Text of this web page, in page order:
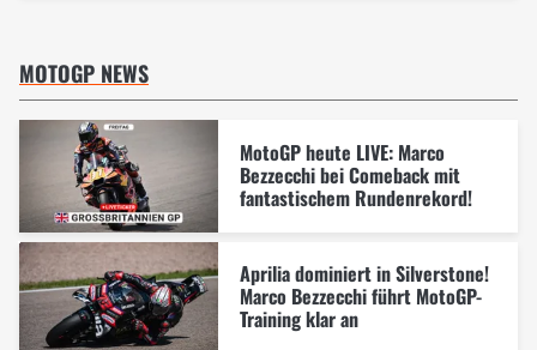
MOTOGP NEWS
MotoGP heute LIVE: Marco
Bezzecchi bei Comeback mit
fantastischem Rundenrekord!
Aprilia dominiert in Silverstone!
Marco Bezzecchi führt MotoGP-
Training klar an